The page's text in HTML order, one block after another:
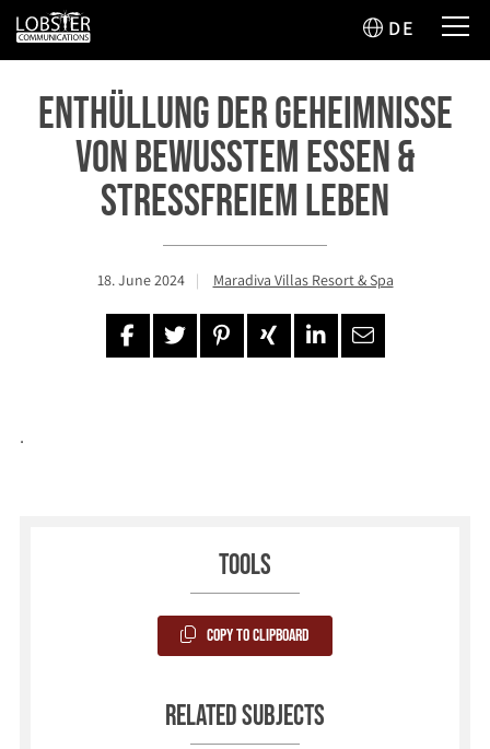
DE
Enthüllung der Geheimnisse
von bewusstem Essen &
Stressfreiem Leben
18. June 2024 Maradiva Villas Resort & Spa
.
Tools
Copy to Clipboard
Related subjects